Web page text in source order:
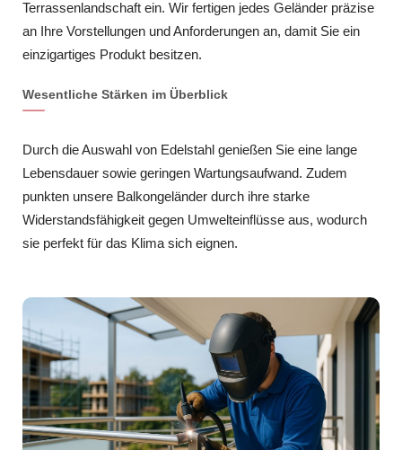
Terrassenlandschaft ein. Wir fertigen jedes Geländer präzise
an Ihre Vorstellungen und Anforderungen an, damit Sie ein
einzigartiges Produkt besitzen.
Wesentliche Stärken im Überblick
Durch die Auswahl von Edelstahl genießen Sie eine lange
Lebensdauer sowie geringen Wartungsaufwand. Zudem
punkten unsere Balkongeländer durch ihre starke
Widerstandsfähigkeit gegen Umwelteinflüsse aus, wodurch
sie perfekt für das Klima sich eignen.